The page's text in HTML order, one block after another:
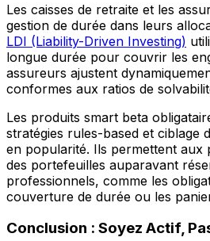
Les caisses de retraite et les
gestion de durée dans leurs
LDI (Liability-Driven Investing)
longue durée pour couvrir les
assureurs ajustent
conformes aux ratios de
Les produits smart beta
stratégies rules-based et ciblage
en popularité. Ils permettent aux
des portefeuilles auparavant
professionnels, comme les
couverture de durée ou les
Conclusion : Soyez Actif,